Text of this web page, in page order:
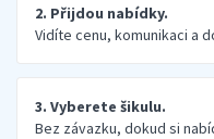
2. Přijdou nabídky.
Vidíte cenu, komunikaci a
3. Vyberete šikulu.
Bez závazku, dokud si